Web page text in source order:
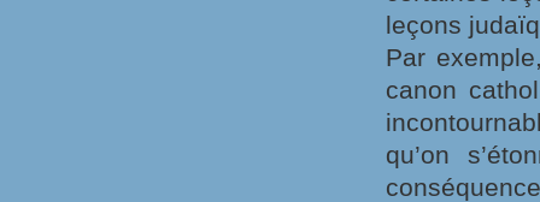
leçons
Par
canon
qu’on